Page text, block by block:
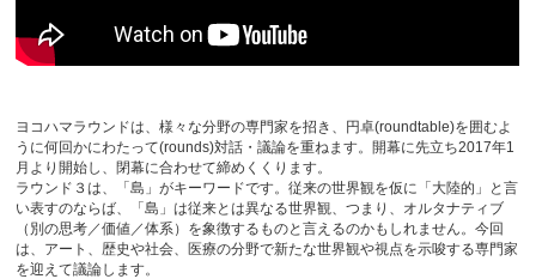
ヨコハマラウンドは、様々な分野の専門家を招き、円卓(roundtable)を囲むよ
うに何回かにわたって(rounds)対話・議論を重ねます。開幕に先立ち2017年1
月より開始し、閉幕に合わせて締めくくります。
ラウンド３は、「島」がキーワードです。従来の世界観を仮に「大陸的」と言
い表すのならば、「島」は従来とは異なる世界観、つまり、オルタナティブ
（別の思考／価値／体系）を象徴するものと言えるのかもしれません。今回
は、アート、歴史や社会、医療の分野で新たな世界観や視点を示唆する専門家
を迎えて議論します。